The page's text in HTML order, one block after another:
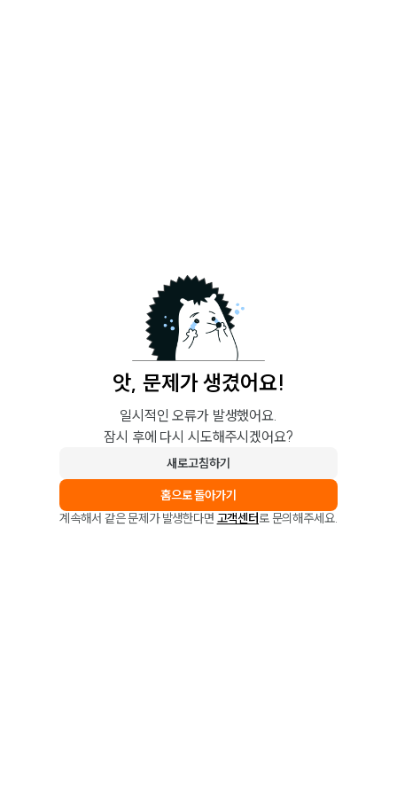
앗, 문제가 생겼어요!
일시적인 오류가 발생했어요.
잠시 후에 다시 시도해주시겠어요?
새로고침하기
홈으로 돌아가기
계속해서 같은 문제가 발생한다면 고객센터로 문의해주세요.